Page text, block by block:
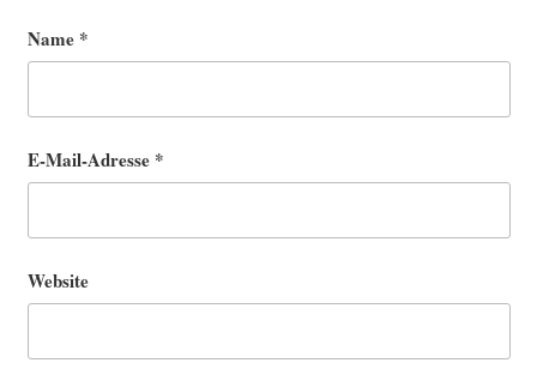
Name *
E-Mail-Adresse *
Website